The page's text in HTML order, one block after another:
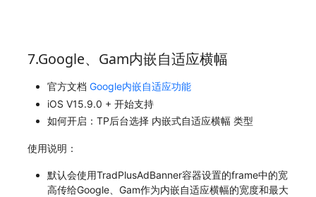
7.Google、Gam内嵌自适应横幅
官方文档 Google内嵌自适应功能
iOS V15.9.0 + 开始支持
如何开启：TP后台选择 内嵌式自适应横幅 类型
使用说明：
默认会使用TradPlusAdBanner容器设置的frame中的宽
高传给Google、Gam作为内嵌自适应横幅的宽度和最大